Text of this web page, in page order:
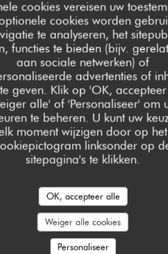
cookies vereisen uw
cookies worden
te analyseren, het
functies te bieden (bijv.
aan sociale netwerken) of
advertenties of
geven. Klik op 'OK,
alle' of 'Personaliseer' om
te beheren. U kunt uw
moment wijzigen door op het
linksonder op
sitepagina's te klikken.
OK, accepteer alle
Weiger alle cookies
Personaliseer
2
: 5/5 Kwaliteit / Prijs: 5/5
5/5 Kwaliteit / Prijs :